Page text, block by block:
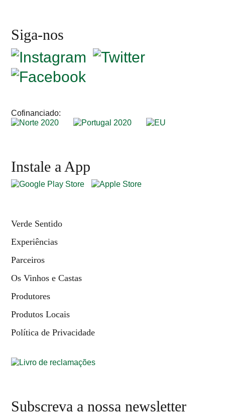
Siga-nos
Cofinanciado:
Instale a App
Verde Sentido
Experiências
Parceiros
Os Vinhos e Castas
Produtores
Produtos Locais
Política de Privacidade
Subscreva a nossa newsletter